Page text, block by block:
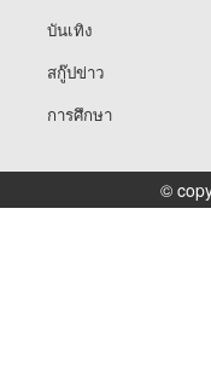
บันเทิง
สกู๊ปข่าว
การศึกษา
©